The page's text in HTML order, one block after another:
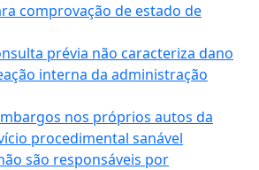
comprovação de estado de
prévia não caracteriza dano
interna da administração
nos próprios autos da
procedimental sanável
são responsáveis por